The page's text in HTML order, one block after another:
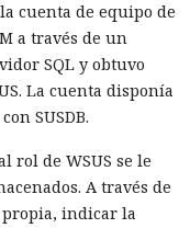
en el estado
tribunales, donde el
EE. UU. solicitó
solicitud apareció en
que residentes
pública y de violar
Enmienda de la
cuenta de equipo de
a través de un
SQL y obtuvo
La cuenta disponía
SUSDB.
rol de WSUS se le
A través de
indicar la